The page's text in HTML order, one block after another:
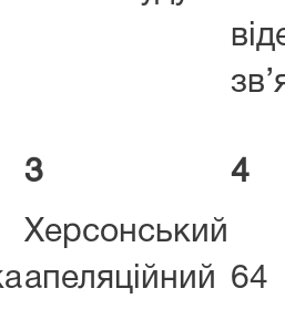
3 4
Херсонський
апеляційний 64